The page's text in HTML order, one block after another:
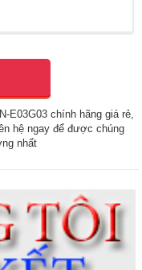
E03G03 chính hãng giá rẻ,
hệ ngay để được chúng
nhất